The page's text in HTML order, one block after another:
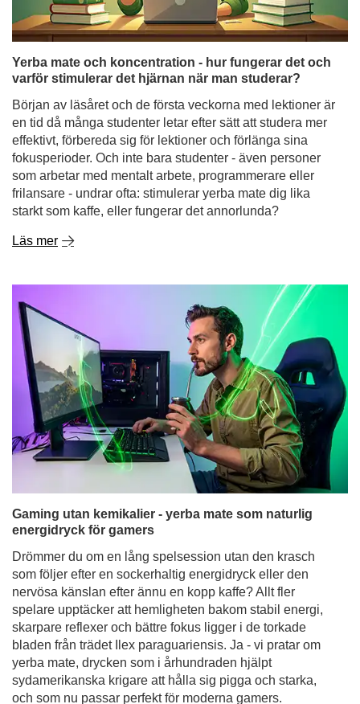
en tid då många studenter letar efter sätt att studera mer
effektivt, förbereda sig för lektioner och förlänga sina
fokusperioder. Och inte bara studenter - även personer
som arbetar med mentalt arbete, programmerare eller
frilansare - undrar ofta: stimulerar yerba mate dig lika
starkt som kaffe, eller fungerar det annorlunda?
Läs mer
Gaming utan kemikalier - yerba mate som naturlig
energidryck för gamers
Drömmer du om en lång spelsession utan den krasch
som följer efter en sockerhaltig energidryck eller den
nervösa känslan efter ännu en kopp kaffe? Allt fler
spelare upptäcker att hemligheten bakom stabil energi,
skarpare reflexer och bättre fokus ligger i de torkade
bladen från trädet Ilex paraguariensis. Ja - vi pratar om
yerba mate, drycken som i århundraden hjälpt
sydamerikanska krigare att hålla sig pigga och starka,
och som nu passar perfekt för moderna gamers.
Läs mer